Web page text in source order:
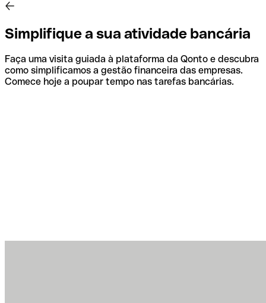
Simplifique a sua atividade bancária
Faça uma visita guiada à plataforma da Qonto e descubra
como simplificamos a gestão financeira das empresas.
Comece hoje a poupar tempo nas tarefas bancárias.